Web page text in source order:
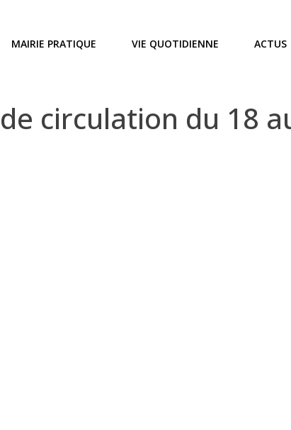
MAIRIE PRATIQUE VIE QUOTIDIENNE ACTUS
circulation du 18